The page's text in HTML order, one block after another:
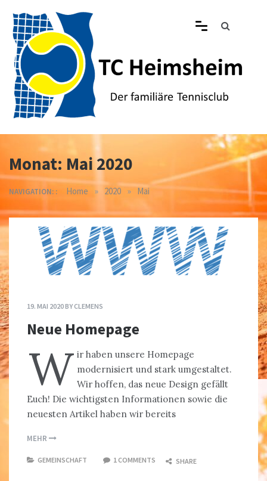
content
Tennisclub Heimsheim
Monat: Mai 2020
NAVIGATION: : Home » 2020 » Mai
19. MAI 2020BYCLEMENS
Neue Homepage
W ir haben unsere Homepage
modernisiert und stark umgestaltet.
Wir hoffen, das neue Design gefällt
Euch! Die wichtigsten Informationen sowie die
neuesten Artikel haben wir bereits
MEHR
GEMEINSCHAFT 1 COMMENTS SHARE